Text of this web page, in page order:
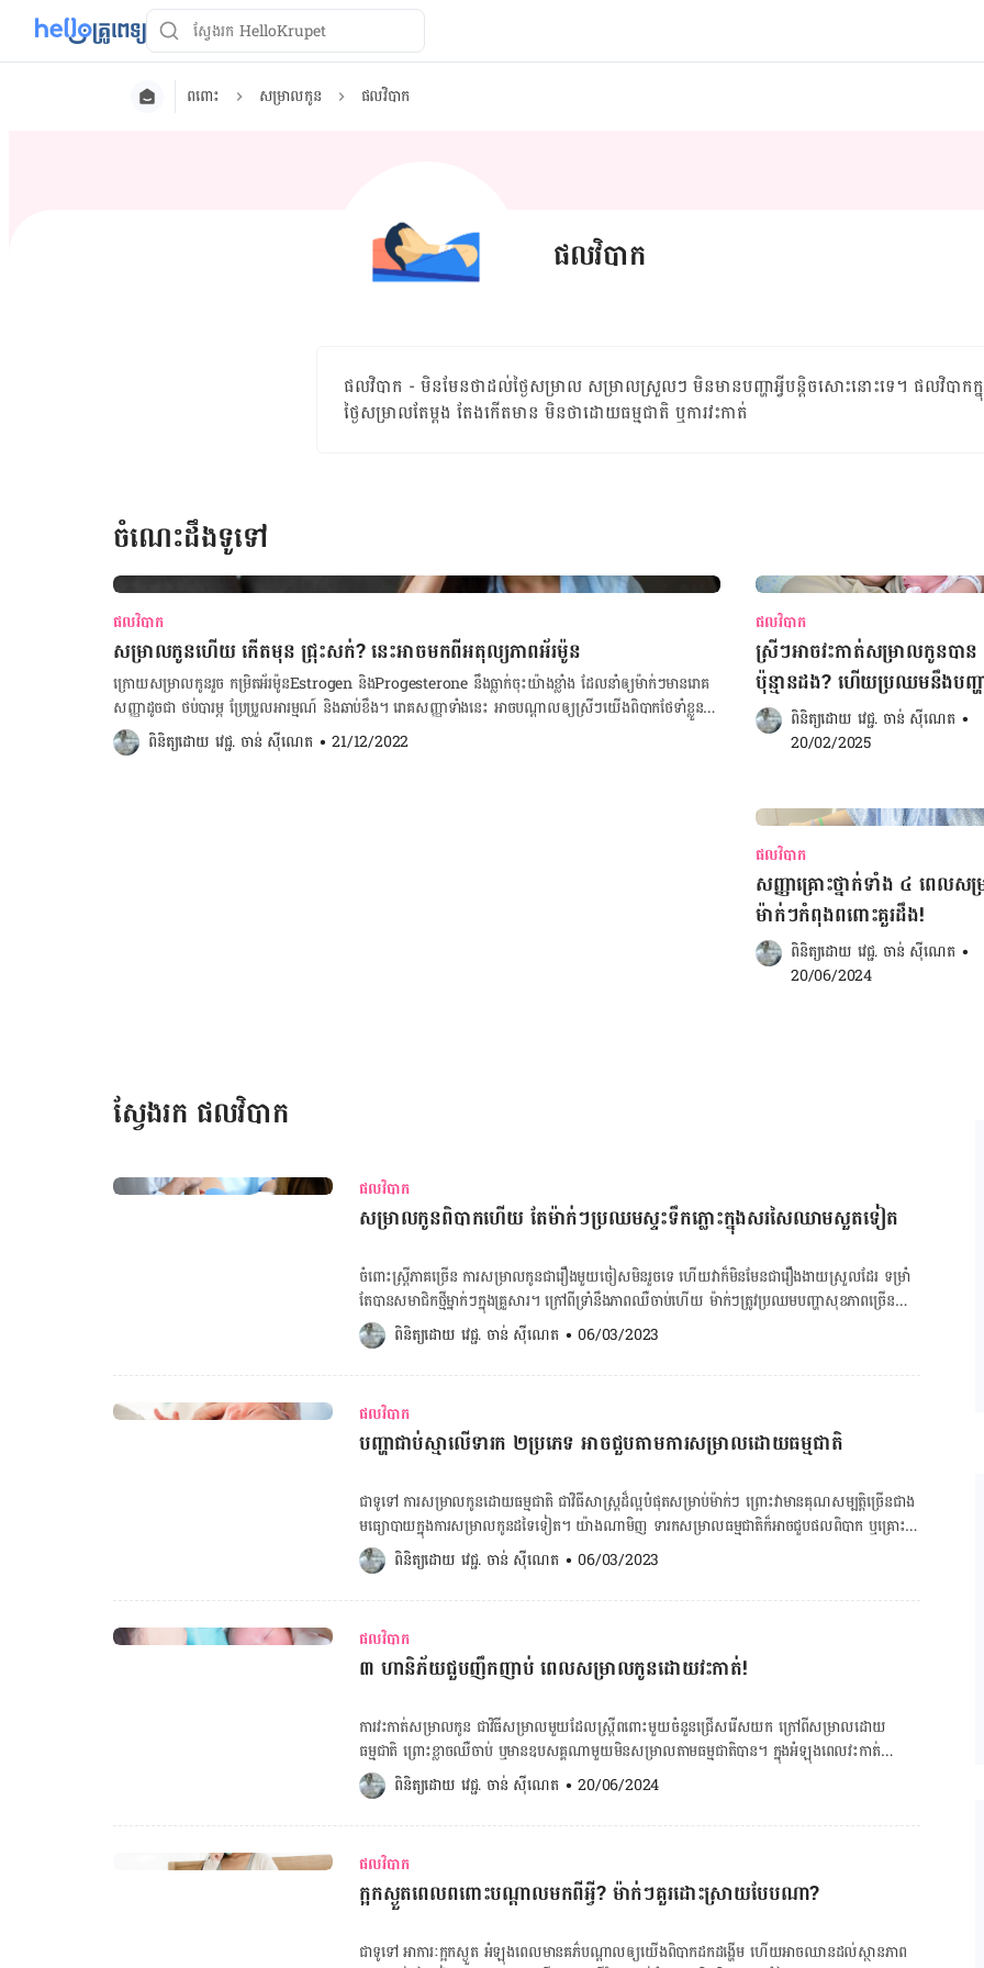
ពពោះ សម្រាលកូន ផលវិបាក
ផលវិបាក
ផលវិបាក - មិនមែន​ថា​ដល់​ថ្ងៃ​សម្រាល សម្រាល​ស្រួលៗ មិន​មាន​បញ្ហា​អ្វី​បន្តិច​សោះ​នោះ​ទេ។ ផល​វិបាក​
ថ្ងៃ​សម្រាល​តែ​ម្ដង តែង​កើត​មាន មិន​ថា​ដោយ​ធម្មជាតិ ឬ​ការ​វះកាត់
ចំណេះដឹងទូទៅ
ផលវិបាក
សម្រាលកូនហើយ កើតមុន ជ្រុះសក់? នេះអាចមកពីអតុល្យភាពអ័រម៉ូន​​​​​​​​​​​​​​​​​​​​​​​​​​​​​​​​​​​​​​​​
ក្រោយ​សម្រាល​កូន​រួច កម្រិត​អ័រម៉ូន​Estrogen និងProgesterone នឹងធ្លាក់​ចុះ​យ៉ាង​ខ្លាំង ដែល​នាំ​ឲ្យ​ម៉ាក់​ៗ​មាន​រោគ
សញ្ញា​ដូចជា ថប់​បារម្ភ ប្រែប្រួល​អារម្មណ៍ និង​ឆាប់​ខឹង។ រោគសញ្ញា​ទាំង​នេះ អាច​បណ្តាល​ឲ្យ​ស្រីៗ​យើង​ពិបាក​ថែ​ទាំ​​ខ្លួន​ឯង
ក៏​ដូចជា​កូន​ដែល​ទើប​នឹង​កើត​ផង​ដែរ។ ដូច្នេះ​ហើយ ម៉ាក់​ៗ​គួរ​ស្វែង​យល់​ពី​រោគសញ្ញា​នៃ​ការ​ប្រែប្រួល​កម្រិត​អ័រម៉ូន និង​រក​
ដំណោះស្រាយ​​ឲ្យ​បាន​សមស្រប។ ចង់គណនាថ្ងៃមេជីវិតញីទុំធ្លាក់ ចុចទីនេះ! ចង់គណនាថ្ងៃសម្រាលកូន ចុចទីនេះ! ចង់
ពិនិត្យដោយ វេជ្ជ. ចាន់ ស៊ីណេត • 21/12/2022
ផលវិបាក
ស្រីៗអាចវះកាត់សម្រាលកូនបាន
ប៉ុន្មានដង? ហើយប្រឈមនឹងបញ្ហា
ពិនិត្យដោយ វេជ្ជ. ចាន់ ស៊ីណេត •
20/02/2025
ផលវិបាក
សញ្ញាគ្រោះថ្នាក់ទាំង ៤ ពេលស
ម៉ាក់ៗកំពុងពពោះគួរដឹង!
ពិនិត្យដោយ វេជ្ជ. ចាន់ ស៊ីណេត •
20/06/2024
ស្វែងរក ផលវិបាក
ផលវិបាក
សម្រាលកូនពិបាកហើយ តែម៉ាក់ៗប្រឈមស្ទះទឹកភ្លោះក្នុងសរសៃឈាមសួតទៀត
ចំពោះ​ស្ត្រី​ភាគ​ច្រើន ការ​សម្រាល​កូន​ជា​រឿង​មួយ​ចៀស​មិន​រួច​ទេ ហើយ​វា​ក៏​មិន​មែន​ជា​រឿង​ងាយ​ស្រួល​ដែរ ទម្រាំ​
តែ​បាន​សមាជិក​ថ្មី​ម្នាក់ៗ​ក្នុង​គ្រួសារ។ ក្រៅ​ពី​ទ្រាំ​នឹង​ភាព​ឈឺ​ចាប់​ហើយ ម៉ាក់​ៗ​ត្រូវ​ប្រឈម​បញ្ហា​សុខភាព​ច្រើន​
យ៉ាង​ដូច​ជា ស្ទះ​ទឹក​ភ្លោះ​ក្នុង​សរសៃ​ឈាម​សួត​ជា​ដើម ដែល​អាច​គំរាម​កំហែង​ជីវិត​បាន។ គណនាថ្ងៃសម្រាលកូន
គណនាទម្ងន់ស្ត្រីអំឡុងពពោះ ស្ទះ​ទឹក​ភ្លោះ​ក្នុង​សរសៃ​ឈាម​សួត ជា​ស្ថានភាព​ដ៏​កម្រ​មួយ ប៉ុន្តែ​មាន​ភាព​ធ្ងន់ធ្ងរ​
ដែល​កើត​ឡើង​នៅ​ពេល​ទឹក​ភ្លោះ​ចូល​ទៅ​ក្នុង​ចរន្ត​ឈាម​សួត​របស់​ម្ដាយ។ ការ​ស្ទះ​ទឹក​ភ្លោះ​ក្នុង​សរសៃ​ឈាម​សួត​
ភាគ​ច្រើន​កើត​ឡើង​អំឡុង​ពេល​សម្រាល ឬ​នៅ​ក្រោយ​ពេល​សម្រាល​ភ្លាមៗ។ រោគ​សញ្ញា​នៃ​ស្ទះ​ទឹក​ភ្លោះ​ក្នុង​
សរសៃ​ឈាម​សួត ការ​ស្ទះ​ទឹក​ភ្លោះ​អាច​វិវត្ត​ភ្លាមៗ និង​រហ័ស ហើយ​វា​មាន​រោគ​សញ្ញា​ដូច​ជា៖ ដង្ហក់​ភ្លាមៗ លើស​
សារធាតុ​រាវ​ក្នុង​សួត សម្ពាធ​ឈាម​ធ្លាក់​ចុះ​ភ្លាមៗ ព្រឺ​រងា ចង្វាក់​បេះ​ដូង​លោត​លឿន ភាព​មិន​ប្រក្រតី​នៃ​គភ៌ ប្រកាច់
កាត់សម្រាលកូន ជំងឺផ្លូវចិត្តដូចជាថប់បារម្ភ ឬបាក់ទឹកចិត្ត [embed-health-tool-baby-poop-tool] ផល​
វិបាក​នៃ​ស្ទះ​ទឹក​ភ្លោះ​ក្នុង​សរសៃ​ឈាម​សួត ការ​ស្ទះ​ទឹក​ភ្លោះ​ក្នុង​សរសៃ​ឈាម​អាច​បង្ក​ឲ្យ​​មាន​ផល​វិបាក​ធ្ងន់ធ្ងរ​ដល់​
ម្ដាយ និង​កូន​ដូច​ជា៖ – របួស​ខួរ​ក្បាល – ស្នាក់​នៅ​មន្ទីរពេទ្យ​យូរ – ម្ដាយ​ស្លាប់​ពេល​សម្រាល – ទារក​ស្លាប់ ការ​
ស្ទះ​ទឹក​ភ្លោះ​ក្នុង​សរសៃ​ឈាម​ពិបាក​ក្នុង​ការ​ធ្វើ​រោគ​វិនិច្ឆ័យ​ណាស់។ ប្រសិន​បើ​គ្រូពេទ្យ​សង្ស័យ​ថា ម៉ាក់ៗ​ជួប​បញ្ហា​
ក្រោយសម្រាល សាកអនុវត្តតិចនិក ៥ នេះ ក្រោយសម្រាលកូនដើមទ្រូងឡើងសរសៃខៀវខ្វាត់ខ្វែង ធ្វើម៉េចទើប
បាត់វិញ? ហេតុអ្វីក្រោយសម្រាលកូន ពេទ្យឲ្យម៉ាក់ៗលេបថ្នាំទម្លាក់សត្វល្អិត? ហេតុអីសម្រាលកូនរួច វដ្តរដូវ
ម៉ាក់ៗមិនទៀងដូចមុន? សម្រាលកូនរួច ពេលណាម៉ាក់ៗអាចងូតទឹកបាន?
ពិនិត្យដោយ វេជ្ជ. ចាន់ ស៊ីណេត • 06/03/2023
ផលវិបាក
បញ្ហាជាប់ស្មាលើទារក ២ប្រភេទ អាចជួបតាមការសម្រាលដោយធម្មជាតិ
ជា​ទូទៅ ការ​សម្រាល​កូន​ដោយ​ធម្មជាតិ ជា​វិធី​សាស្ត្រ​ដ៏​ល្អ​បំផុត​សម្រាប់​ម៉ាក់ៗ ព្រោះ​វា​មាន​គុណ​សម្បត្តិ​ច្រើន​ជាង​
មធ្យោបាយ​ក្នុង​ការ​សម្រាល​កូន​ដទៃ​ទៀត។ យ៉ាង​ណា​មិញ ទារក​សម្រាល​ធម្មជាតិ​ក៏​អាច​ជួប​ផល​ពិបាក ឬ​គ្រោះ​
ថ្នាក់​យ​ថា​ហេតុ​មួយ​ចំនួន​ដែរ​ដូច​ជា បញ្ហា​ជាប់​ស្មា​លើ​ទារក​ជាដើម។ ក្នុង​ពេល​សម្រាល​តាម​ធម្មជាតិ បញ្ហា​ជាប់​ស្មា​
លើ​ទារក​កើត​ឡើង​ដោយសារ​ស្មា​ទារក​ជាប់​គាំង​នៅ​ក្នុង​ឆ្អឹង​អាង​ត្រគាក​របស់​ម៉ាក់ៗ បើ​ទោះ​បី​ជា​ក្បាល​ចេញ​មក​
ហើយ​ក៏​ដោយ។ នេះ​បើ​តាម​ការ​ឲ្យ​ដឹង​ពី​លោក​វេជ្ជបណ្ឌិត ច័ន្ទ រស្មី ឯកទេស​ផ្នែក​សម្ភព និង​រោគ​ស្ត្រី។ លោក​ថា
បញ្ហា​ជាប់​ស្មា​នេះ ជា​ករណី​កម្រ​ជួប ប៉ុន្តែ​វា​មា​ផល​ពិបាក​ធ្ងន់ធ្ងរ​នៃ​ការ​សម្រាល​កូន​របៀប​នេះ គឺ​ចាំ​បាច់​តម្រូវ​ឲ្យ​មាន​
ការ​ធ្វើ​អន្តរា​គម​ផ្នែក​សម្ភព​ជាក់​លាក់ ដើម្បី​កូន​កើត​មក​គ្មាន​គ្រោះ​ថ្នាក់។ បញ្ហា​ជាប់​ស្មា​លើ​ទារក​មាន ២ ប្រភេទ​ដូច​
ជា៖ ១. ទារក​ជាប់​ស្មា​មិន​ជាក់លាក់​​ត្រូវ​បាន​គេ​ហៅ​ថា “ការ​លំបាក​ស្មា” មាន​អត្រា ៤-៥ នាក់​ក្នុង ១ ០០០
baby-poop-tool] ២. ជាប់​ស្មា​ពិត​ប្រាកដ វា​ជា​ករណី​ធ្ងន់ធ្ងរ​ជាង​នេះ​ទៅ​ទៀត មាន ១ ​ក្នុង ៤ ០០០ ករណី
និង​ការ​សម្រាល​កូន ១ ដង​ក្នុង ៥ ០០០ ករណី ហើយ​ត្រូវ​បាន​កំណត់​ដោយ​អវត្ដមាន​ទាំងស្រុង​នៃ​ការ​លូន​ចូល​
របស់​ស្មា​ទារក​នៅ​ក្នុង​អាង​ត្រគាក​ម្ដាយ។ គណនាថ្ងៃសម្រាលកូន គណនាទម្ងន់ស្ត្រីអំឡុងពពោះ ទន្ទឹម​នឹង​នេះ
វេជ្ជបណ្ឌិត​រូប​នេះ​បាន​ឲ្យ​ដឹង​ទៀត​ថា មូលហេតុ​នាំឲ្យ​មាន​បញ្ហា​ជាប់​ស្មា​លើ​ទារក​មាន ២ ប្រភេទ​សំខាន់​ៗ​គឺ កត្តា​
ពិនិត្យដោយ វេជ្ជ. ចាន់ ស៊ីណេត • 06/03/2023
ផលវិបាក
៣ ហានិភ័យជួបញឹកញាប់ ពេលសម្រាលកូនដោយវះកាត់!
ការ​វះកាត់​សម្រាល​កូន ជា​វិធី​សម្រាល​មួយ​ដែល​ស្ត្រី​ពពោះ​មួយ​ចំនួន​ជ្រើស​រើស​យក ក្រៅ​ពី​សម្រាល​ដោយ​
ធម្មជាតិ ព្រោះ​ខ្លាច​ឈឺចាប់ ឬ​មាន​ឧបសគ្គណា​មួយ​មិន​សម្រាល​តាម​ធម្មជាតិ​បាន។ ក្នុង​អំឡុង​ពេល​វះកាត់
សរីរាង្គ​ក្នុង​ពោះ​នៅ​ក្បែរ​ស្បូន ​ដូចជា ពោះវៀន ផ្លូវបញ្ចេញទឹកនោម ប្លោកនោម សរសៃឈាម​តូច​ៗអាច​នឹង​ត្រូវ​ប៉ះ​
ទង្គិច ​និង​ត្រូវ​រង​របួស ដំបៅ ជាំ ឬរលាក។ តាម​លោក​វេជ្ជបណ្ឌិត ច័ន្ទ រស្មី ឯកទេស​ផ្នែក​សម្ភព និង​រោគ​ស្ត្រី​បាន​
ឲ្យ​ដឹង​ថា ថ្វី​បើ​ជា​ការ​កម្រ​ក៏​ដោយ​តែ​ការប៉ះពាល់ដល់សរីរាង្គក្បែរស្បូន អាច​កើត​ឡើង​បាន​ប្រសិន​បើ​មាន​ការ​ជ្រុល
ជ្រួស​បន្តិច និង​ជាយថាហេតុ​ណា​មួយ។ ម៉ាក់​ៗ​ពពោះ​មួយ​ចំនួន​គិត​ថា ការ​សម្រាល​កូន​ដោយ​វះ​កាត់​ស្រួល​ជាង​
ការ​សម្រាល​កូន​ដោយ​ធម្មជាតិ ប៉ុន្តែ​សុខភាព​ត្រូវ​ប្រឈម​នឹង​ហានិភ័យ​កើត​ឡើង​ដោយ​ការ​វះកាត់​សម្រាល​ញឹក
ញាប់​ប៉ុន្មាន​នេះ។ គណនាថ្ងៃសម្រាលកូន គណនាទម្ងន់ស្ត្រីអំឡុងពពោះ ១. ហានិភ័យ​នៃ​ការ​ហូរ​ឈាម​ធ្ងន់ធ្ងរ
២៤ម៉ោង​ដំបូង​ជា​ពេល​វេលា​ដែល​មាន​ការ​ឈឺ​ចុកចាប់​ខ្លាំង​ណាស់ និង​ទាមទារ​ឲ្យ​មាន​ការ​ផ្ដល់​ថ្នាំ​បំបាត់​ការ​ឈឺ​
ពិនិត្យដោយ វេជ្ជ. ចាន់ ស៊ីណេត • 20/06/2024
ផលវិបាក
​ក្អក​ស្ងួត​ពេលពពោះបណ្ដាល​មក​ពី​អ្វី? ម៉ាក់ៗគួរដោះស្រាយ​បែប​ណា​?​​​​​​​​
​​ជា​ទូ​ទៅ​ ​អាការៈ​ក្អក​ស្ងួត​ អំឡុង​ពេល​មាន​គភ៌​បណ្ដាលឲ្យយើង​​​ពិបាក​ដកដង្ហើម​ ហើយ​អាច​ឈាន​ដល់​​ស្ថានភាព​